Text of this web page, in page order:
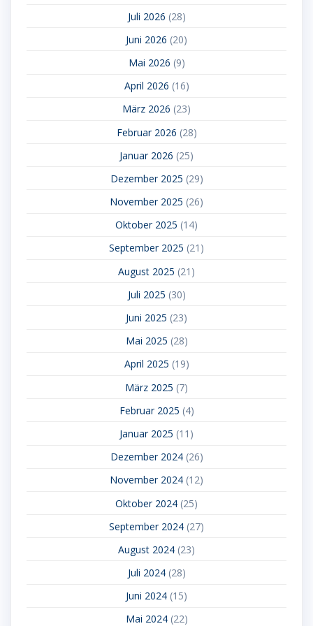
Juli 2026 (28)
Juni 2026 (20)
Mai 2026 (9)
April 2026 (16)
März 2026 (23)
Februar 2026 (28)
Januar 2026 (25)
Dezember 2025 (29)
November 2025 (26)
Oktober 2025 (14)
September 2025 (21)
August 2025 (21)
Juli 2025 (30)
Juni 2025 (23)
Mai 2025 (28)
April 2025 (19)
März 2025 (7)
Februar 2025 (4)
Januar 2025 (11)
Dezember 2024(26)
November 2024 (12)
Oktober 2024 (25)
September 2024 (27)
August 2024 (23)
Juli 2024(28)
Juni 2024 (15)
Mai 2024(22)